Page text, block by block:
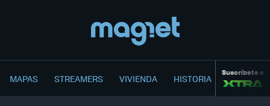
MAPAS STREAMERS VIVIENDA HISTORIA Suscríbete a